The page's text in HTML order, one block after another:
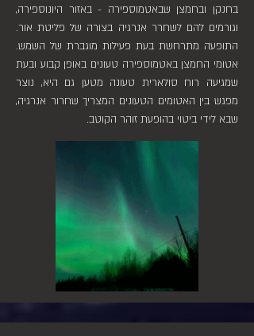
בחנקן ובחמצן שבאטמוספירה - באזור היונוספירה,
וגורמים להם לשחרר אנרגיה בצורה של פליטת אור.
התופעה מתרחשת בעת פעילות מוגברת של השמש.
אטומי החמצן באטמוספירה טעונים באופן קבוע ובעת
שמגיעה רוח סולארית טעונה מטען גם היא, נוצר
מפגש בין האטומים הטעונים המצריך שחרור אנרגיה,
שבא לידי ביטוי בהופעת זוהר הקוטב.